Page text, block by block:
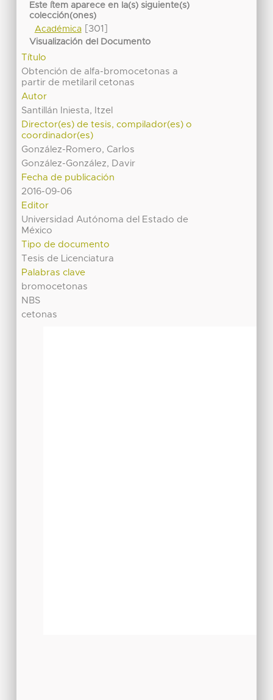
Este ítem aparece en la(s) siguiente(s)
colección(ones)
Académica[301]
Visualización del Documento
Título
Obtención de alfa-bromocetonas a
partir de metilaril cetonas
Autor
Santillán Iniesta, Itzel
Director(es) de tesis, compilador(es) o
coordinador(es)
González-Romero, Carlos
González-González, Davir
Fecha de publicación
2016-09-06
Editor
Universidad Autónoma del Estado de
México
Tipo de documento
Tesis de Licenciatura
Palabras clave
bromocetonas
NBS
cetonas